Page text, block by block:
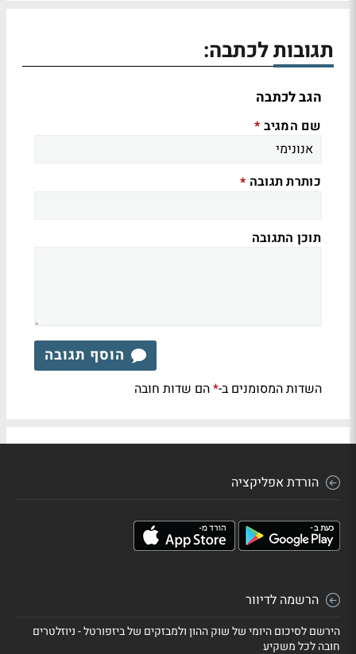
תגובות לכתבה:
הגב לכתבה
שם המגיב *
כותרת תגובה *
תוכן התגובה
הוסף תגובה
השדות המסומנים ב-*הם שדות חובה
הורדת אפליקציה
הרשמה לדיוור
הירשם לסיכום היומי של שוק ההון ולמבזקים של ביזפורטל - ניוזלטרים
חובה לכל משקיע